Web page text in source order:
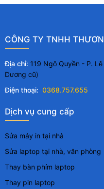
CÔNG TY TNHH
Địa chỉ: 119 Ngô Quyền - P.
Dương cũ)
Điện thoại: 0368.757.655
Dịch vụ cung cấp
Sửa máy in tại nhà
Sửa laptop tại nhà, văn phòng
Thay bàn phím laptop
Thay pin laptop